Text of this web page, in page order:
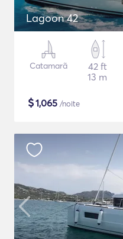
Lagoon 42
Catamarã
42 ft
13 m
$1,065 /noite